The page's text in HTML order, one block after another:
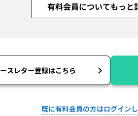
有料会員についてもっと
スレター登録はこちら
既に有料会員の方はログイン